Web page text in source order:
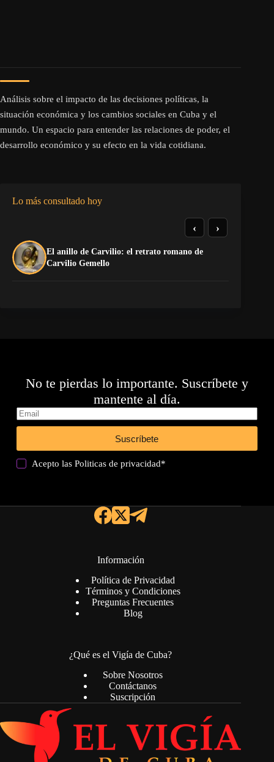
Análisis sobre el impacto de las decisiones políticas, la
situación económica y los cambios sociales en Cuba y el
mundo. Un espacio para entender las relaciones de poder, el
desarrollo económico y su efecto en la vida cotidiana.
Lo más consultado hoy
El anillo de Carvilio: el retrato romano de
Carvilio Gemello
‹ ›
No te pierdas lo importante. Suscríbete y
mantente al día.
Suscríbete
Acepto lasPoliticas de privacidad*
Información
Política de Privacidad
Términos y Condiciones
Preguntas Frecuentes
Blog
¿Qué es el Vigía de Cuba?
Sobre Nosotros
Contáctanos
Suscripción